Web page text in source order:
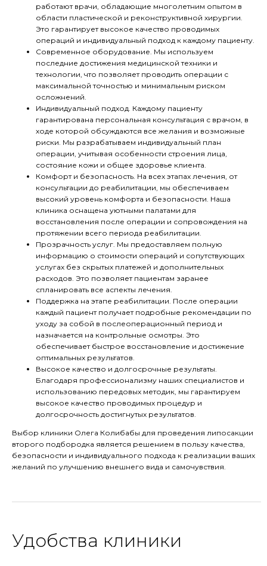
работают врачи, обладающие многолетним опытом в
области пластической и реконструктивной хирургии.
Это гарантирует высокое качество проводимых
операций и индивидуальный подход к каждому пациенту.
Современное оборудование. Мы используем
последние достижения медицинской техники и
технологии, что позволяет проводить операции с
максимальной точностью и минимальным риском
осложнений.
Индивидуальный подход. Каждому пациенту
гарантирована персональная консультация с врачом, в
ходе которой обсуждаются все желания и возможные
риски. Мы разрабатываем индивидуальный план
операции, учитывая особенности строения лица,
состояние кожи и общее здоровье клиента.
Комфорт и безопасность. На всех этапах лечения, от
консультации до реабилитации, мы обеспечиваем
высокий уровень комфорта и безопасности. Наша
клиника оснащена уютными палатами для
восстановления после операции и сопровождения на
протяжении всего периода реабилитации.
Прозрачность услуг. Мы предоставляем полную
информацию о стоимости операций и сопутствующих
услугах без скрытых платежей и дополнительных
расходов. Это позволяет пациентам заранее
спланировать все аспекты лечения.
Поддержка на этапе реабилитации. После операции
каждый пациент получает подробные рекомендации по
уходу за собой в послеоперационный период и
назначается на контрольные осмотры. Это
обеспечивает быстрое восстановление и достижение
оптимальных результатов.
Высокое качество и долгосрочные результаты.
Благодаря профессионализму наших специалистов и
использованию передовых методик, мы гарантируем
высокое качество проводимых процедур и
долгосрочность достигнутых результатов.
Выбор клиники Олега Колибабы для проведения липосакции
второго подбородка является решением в пользу качества,
безопасности и индивидуального подхода к реализации ваших
желаний по улучшению внешнего вида и самочувствия.
Удобства клиники